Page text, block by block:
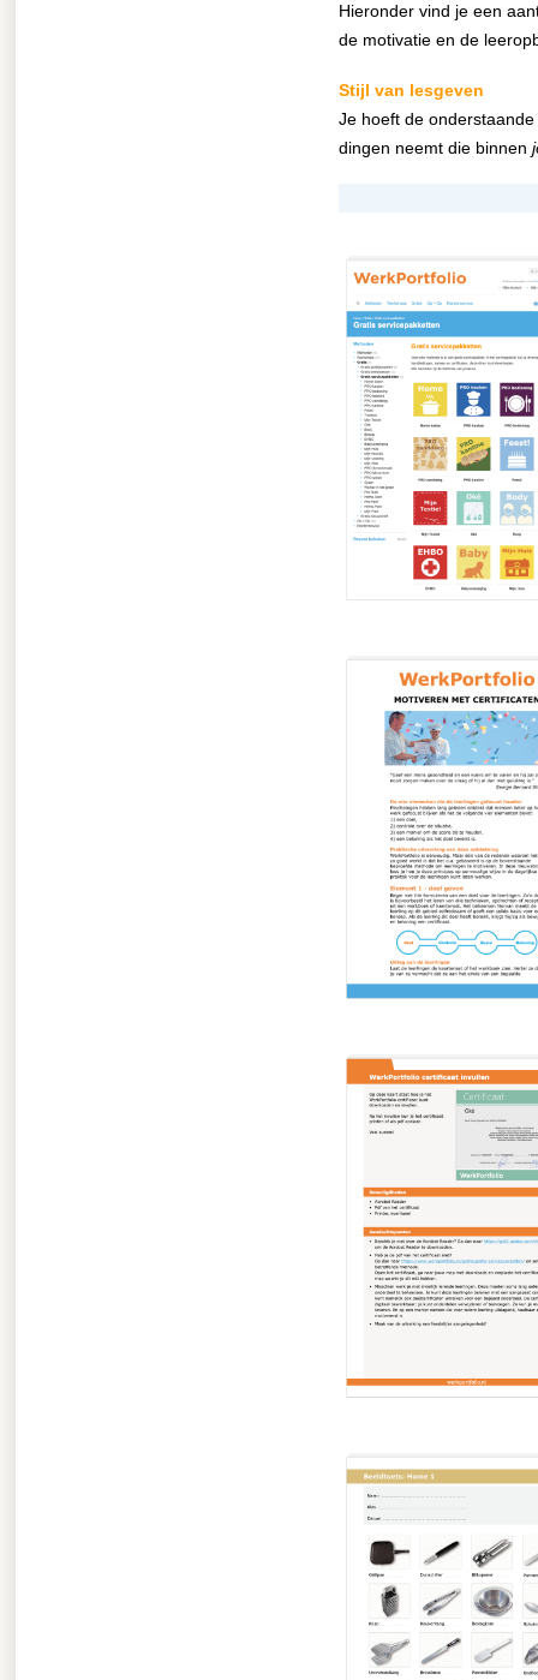
Hieronder vind je een
de motivatie en de
Stijl van lesgeven
Je hoeft de
dingen neemt die binnen